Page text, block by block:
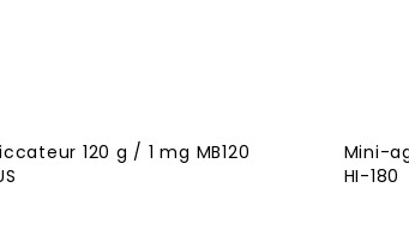
120 g / 1 mg MB120
Mini-
HI-180